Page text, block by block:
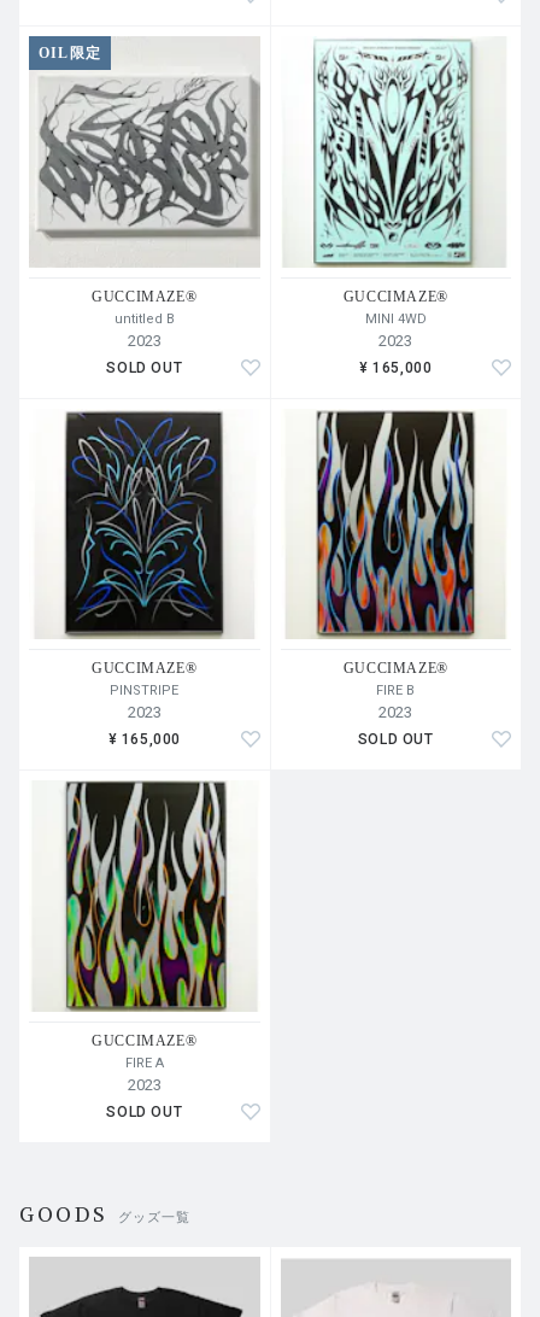
OIL限定
GUCCIMAZE®︎
untitled B
2023
SOLD OUT
GUCCIMAZE®︎
MINI 4WD
2023
¥ 165,000
GUCCIMAZE®︎
PINSTRIPE
2023
¥ 165,000
GUCCIMAZE®︎
FIRE B
2023
SOLD OUT
GUCCIMAZE®︎
FIRE A
2023
SOLD OUT
GOODS グッズ一覧